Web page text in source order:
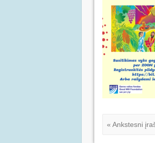
« Ankstesni